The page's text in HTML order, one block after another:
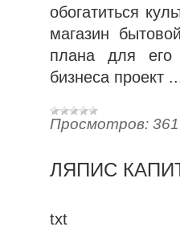
обогатиться
магазин
плана для его
бизнеса проект
Просмотров: 361
ЛЯПИС
txt